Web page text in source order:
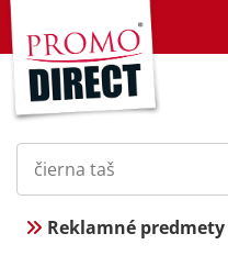
Reklamné predmety